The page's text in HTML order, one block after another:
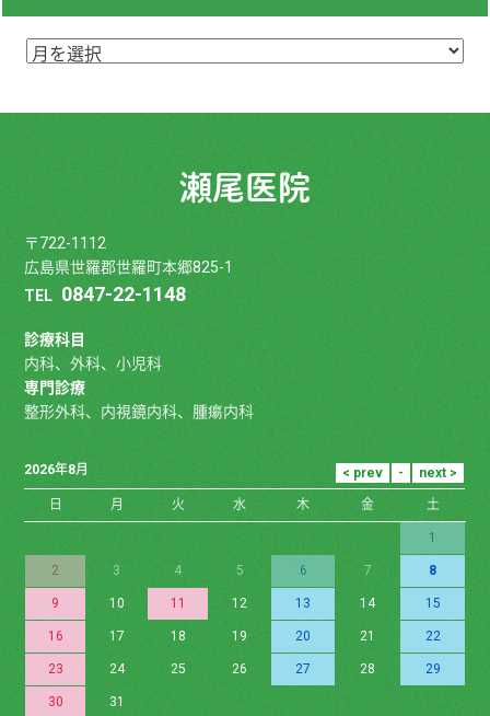
瀬尾医院
〒722-1112
広島県世羅郡世羅町本郷825-1
TEL 0847-22-1148
診療科目
内科、外科、小児科
専門診療
整形外科、内視鏡内科、腫瘍内科
2026年8月
日 月 火 水 木 金 土
1
2 3 4 5 6 7 8
9 10 11 12 13 14 15
16 17 18 19 20 21 22
23 24 25 26 27 28 29
30 31